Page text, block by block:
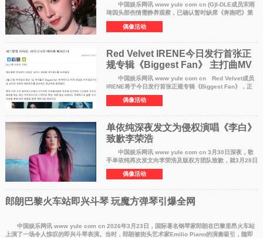
中国娱乐网讯 www yule com cn (G)I-DLE成员宋雨
琦因头部伤情需静养观察，已确认暂时缺席《奔跑吧》第
14季首轮录制，但节目组保留其回归可能，跑男团成员的
暖心互动引发广泛共情。 宋雨
偶像活动
Red Velvet IRENE今日发行首张正
规专辑《Biggest Fan》 主打曲MV
同步上线
中国娱乐网讯 www yule com cn Red Velvet成员
IRENE将于今日发行首张正规专辑《Biggest Fan》，正
式以SOLO歌手身份开启全新音乐篇章。 在前几日公
开的正规一辑主打曲《Biggest Fan》MV
偶像活动
单依纯深夜发文为侵权演唱《李白》
致歉李荣浩
中国娱乐网讯 www yule com cn 3月30日深夜，歌
手单依纯再次发文向李荣浩及版权方团队致歉，就3月28日
演唱会在未获得书面授权的情况下强行演唱《李白》一事
表达歉意。单依纯在道歉文中表示
偶像活动
郎朗巴黎火车站即兴斗琴 玩魔方弹琴引爆全网
中国娱乐网讯 www yule com cn 2026年3月23日，国际著名钢琴家郎朗在巴黎里昂火车站
上演了一场令人惊叹的即兴斗琴表演。当时，郎朗被街头艺术家Emilio Piano的演奏吸引，随即